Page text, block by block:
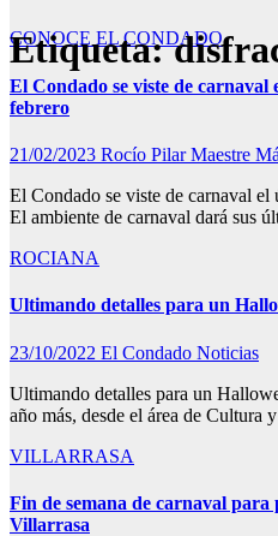
Etiqueta:
CONOCE EL CONDADO
El Condado se viste de carnaval
febrero
21/02/2023 Rocío Pilar Maestre
El Condado se viste de carnaval
El ambiente de carnaval dará sus
ROCIANA
Ultimando detalles para un
23/10/2022 El Condado Noticias
Ultimando detalles para un
año más, desde el área de Cultura
VILLARRASA
Fin de semana de carnaval para
Villarrasa